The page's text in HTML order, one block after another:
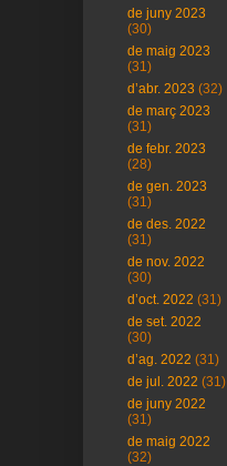
de juny 2023
(30)
de maig 2023
(31)
d’abr. 2023 (32)
de març 2023
(31)
de febr. 2023
(28)
de gen. 2023
(31)
de des. 2022
(31)
de nov. 2022
(30)
d’oct. 2022 (31)
de set. 2022
(30)
d’ag. 2022 (31)
de jul. 2022 (31)
de juny 2022
(31)
de maig 2022
(32)